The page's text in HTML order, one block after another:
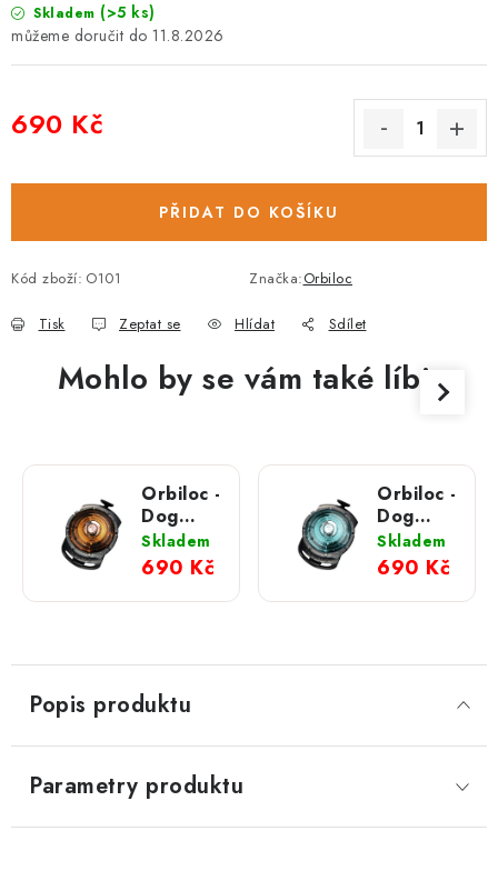
Skladem (>5 ks)
11.8.2026
690 Kč
PŘIDAT DO KOŠÍKU
Kód zboží: O101 Značka:Orbiloc
Tisk Zeptat se Hlídat Sdílet
Mohlo by se vám také líbit
Orbiloc -
Dog
Dual
Safety
Light;
Zlatá
Skladem
690 Kč
Orbiloc -
Dog
Dual
Safety
Light;
Tyrkysová
Skladem
690 Kč
Popis produktu
Parametry produktu